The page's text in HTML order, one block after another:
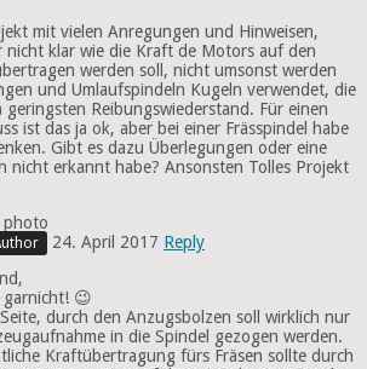
mit vielen Anregungen und Hinweisen,
nicht klar wie die Kraft de Motors auf den
werden soll, nicht umsonst werden
und Umlaufspindeln Kugeln verwendet, die
geringsten Reibungswiederstand. Für einen
ist das ja ok, aber bei einer Frässpindel habe
Gibt es dazu Überlegungen oder eine
nicht erkannt habe? Ansonsten Tolles Projekt
24. April 2017 Reply
😉
durch den Anzugsbolzen soll wirklich nur
in die Spindel gezogen werden.
Kraftübertragung fürs Fräsen sollte durch